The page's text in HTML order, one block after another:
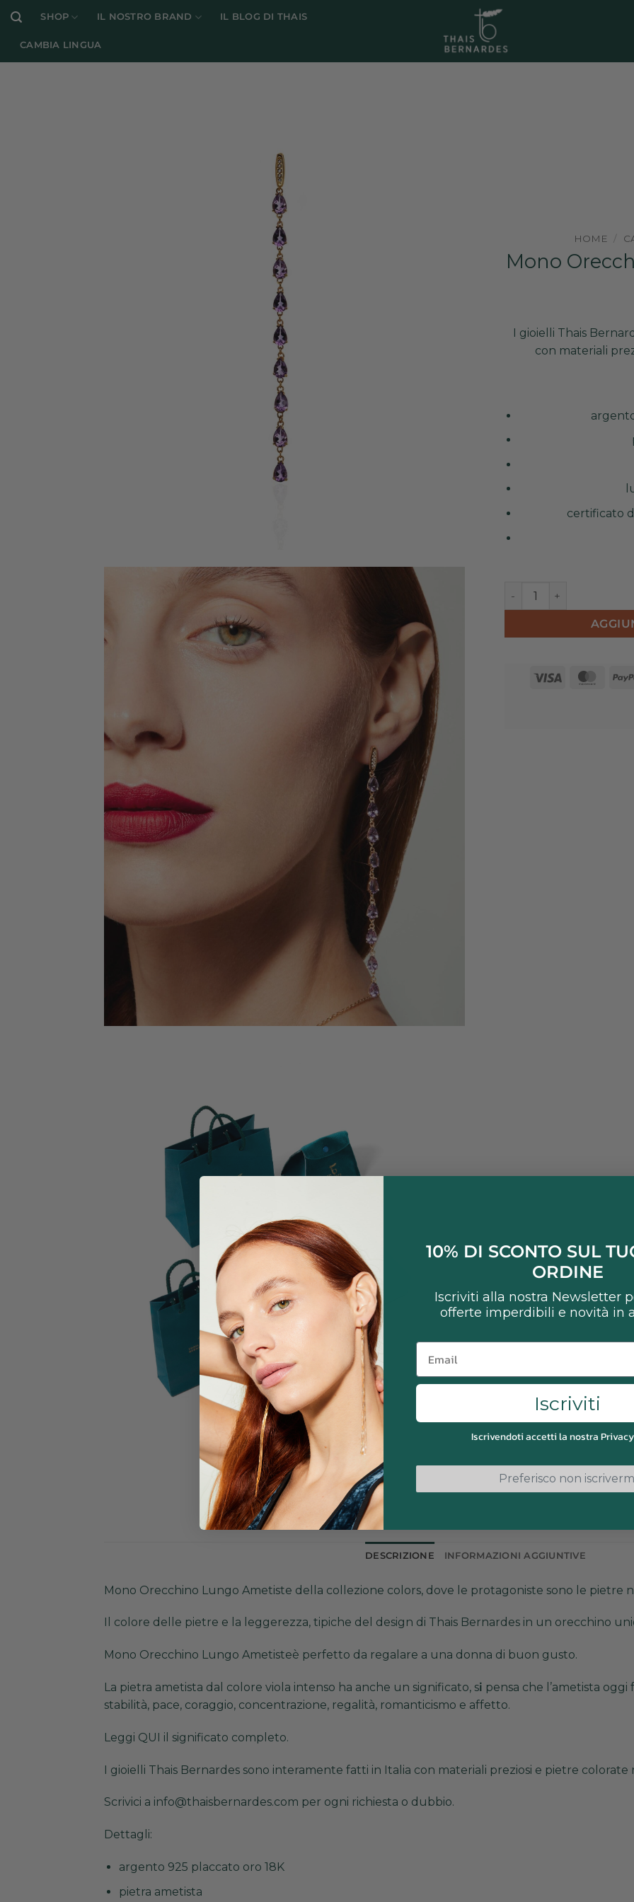
Salta
contenuti
SHOP IL NOSTRO BRAND IL BLOG DI THAIS
CAMBIA LINGUA
HOME /
Mono
I gioielli Thais
con materiali
certificato
Mono Orecchino Lungo
Visa
DESCRIZIONE INFORMAZIONI AGGIUNTIVE
Mono Orecchino Lungo Ametiste della collezione colors, dove le protagoniste sono le pietre
Il colore delle pietre e la leggerezza, tipiche del design di Thais Bernardes in un orecchino
Mono Orecchino Lungo Ametisteè perfetto da regalare a una donna di buon gusto.
La pietra ametista dal colore viola intenso ha anche un significato, si pensa che l’ametista oggi
stabilità, pace, coraggio, concentrazione, regalità, romanticismo e affetto.
Leggi QUI il significato completo.
I gioielli Thais Bernardes sono interamente fatti in Italia con materiali preziosi e pietre colorate
Scrivici a info@thaisbernardes.com per ogni richiesta o dubbio.
Dettagli:
argento 925 placcato oro 18K
pietra ametista
10% DI SCONTO SUL
ORDINE
Iscriviti alla nostra Newsletter
offerte imperdibili e novità in
Email
Iscriviti
Iscrivendoti accetti la nostra
Preferisco non